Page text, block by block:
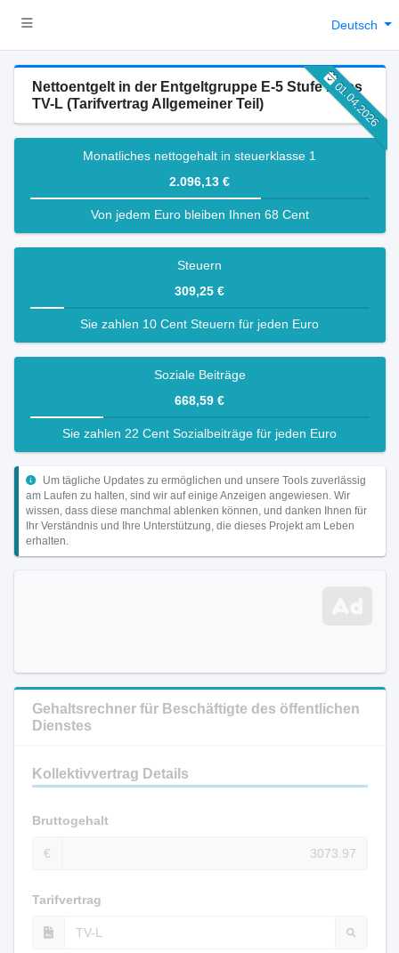
Deutsch
01.04.2026
Nettoentgelt in der Entgeltgruppe E-5 Stufe 1 des
TV-L (Tarifvertrag Allgemeiner Teil)
Monatliches nettogehalt in steuerklasse 1
2.096,13 €
Von jedem Euro bleiben Ihnen 68 Cent
Steuern
309,25 €
Sie zahlen 10 Cent Steuern für jeden Euro
Soziale Beiträge
668,59 €
Sie zahlen 22 Cent Sozialbeiträge für jeden Euro
Um tägliche Updates zu ermöglichen und unsere Tools zuverlässig
am Laufen zu halten, sind wir auf einige Anzeigen angewiesen. Wir
wissen, dass diese manchmal ablenken können, und danken Ihnen für
Ihr Verständnis und Ihre Unterstützung, die dieses Projekt am Leben
erhalten.
Gehaltsrechner für Beschäftigte des öffentlichen
Dienstes
Kollektivvertrag Details
Bruttogehalt
€
Tarifvertrag